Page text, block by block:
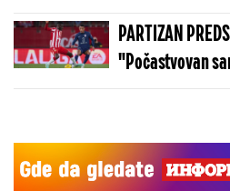
PARTIZAN
"Počastvovan
sa velikom